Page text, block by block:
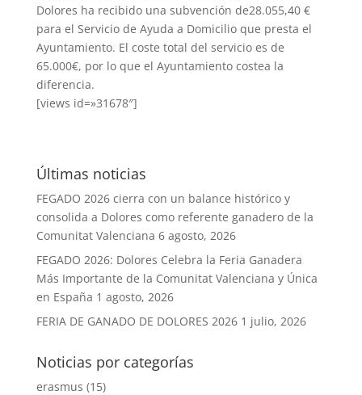
Dolores ha recibido una subvención de28.055,40 €
para el Servicio de Ayuda a Domicilio que presta el
Ayuntamiento. El coste total del servicio es de
65.000€, por lo que el Ayuntamiento costea la
diferencia.
[views id=»31678″]
Últimas noticias
FEGADO 2026 cierra con un balance histórico y
consolida a Dolores como referente ganadero de la
Comunitat Valenciana 6 agosto, 2026
FEGADO 2026: Dolores Celebra la Feria Ganadera
Más Importante de la Comunitat Valenciana y Única
en España 1 agosto, 2026
FERIA DE GANADO DE DOLORES 2026 1 julio, 2026
Noticias por categorías
erasmus (15)